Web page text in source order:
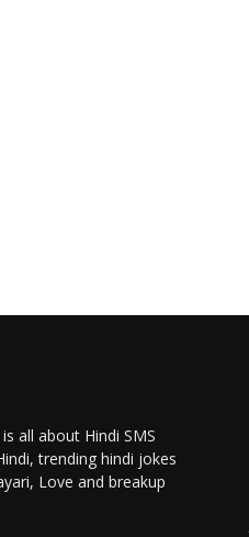
all about Hindi SMS
trending hindi jokes
Love and breakup